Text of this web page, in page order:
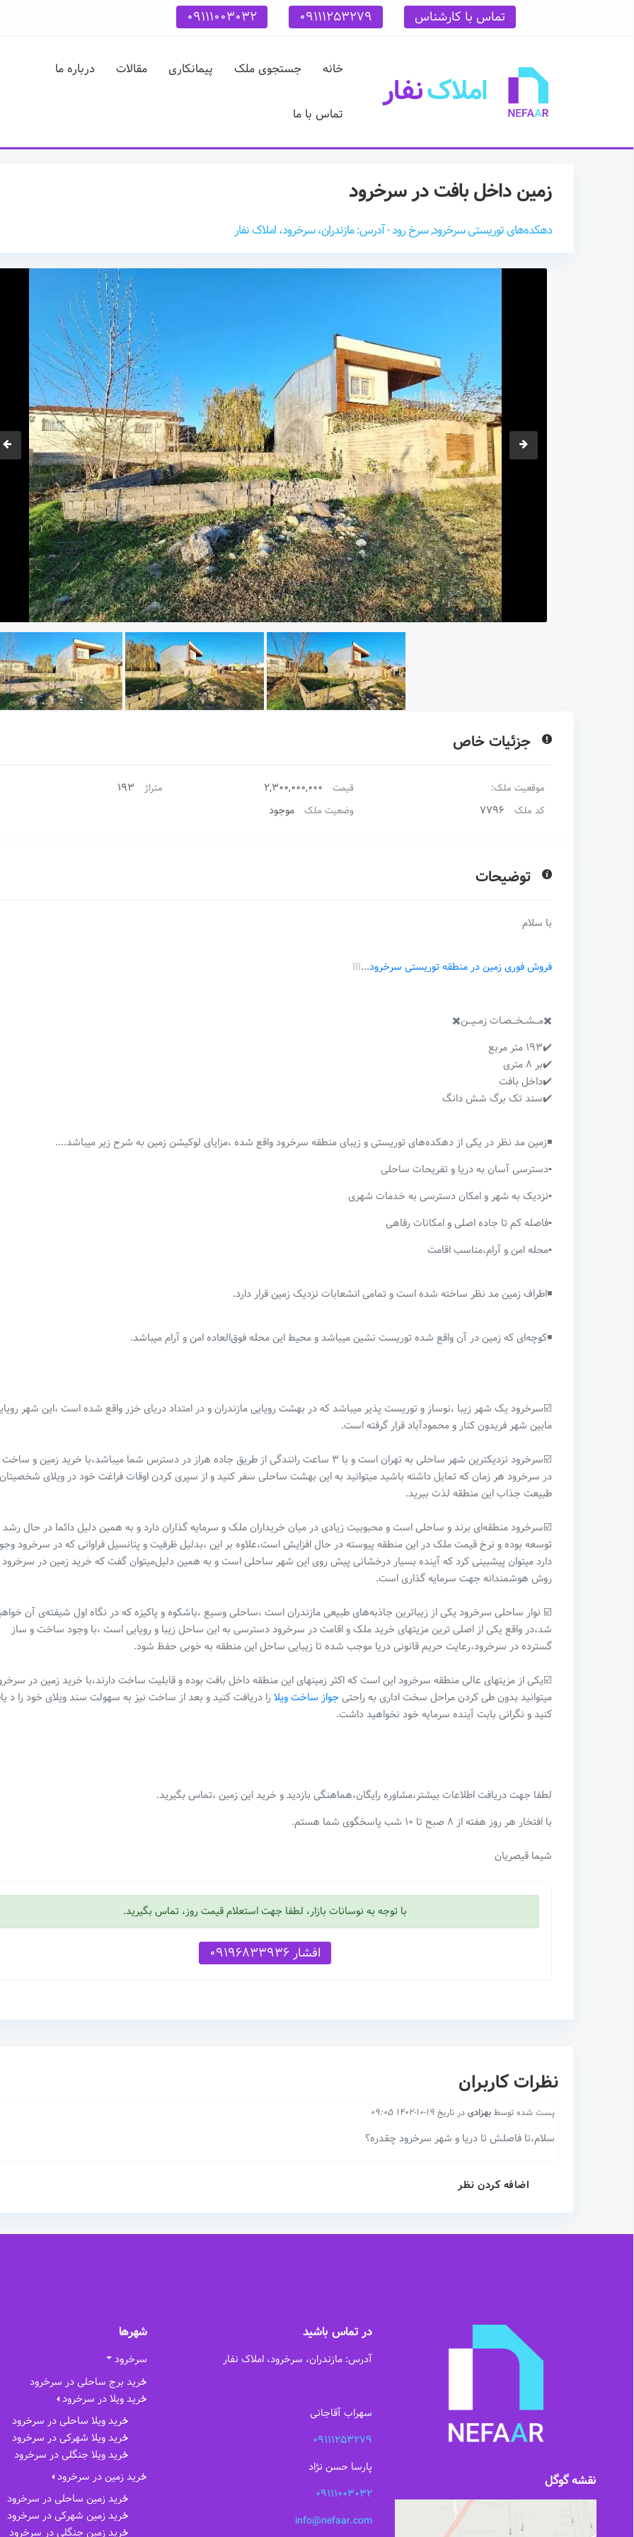
تماس با کارشناس 09111253279
09111003032
خانه جستجوی ملک پیمانکاری مقالات درباره ما
تماس با ما
زمین داخل بافت در سرخرود
دهکده‌های توریستی سرخرود, سرخ رود - آدرس: مازندران، سرخرود، املاک نفار
جزئیات خاص
موقعیت ملک: قیمت 2,300,000,000 متراژ 193
کد ملک 7796 وضعیت ملک موجود
توضیحات
با سلام
فروش فوری زمین در منطقه توریستی سرخرود...❕❕❕
✖️مـــشــخـــصـات زمــیـــن✖️
✔️۱۹۳ متر مربع
✔️بر ۸ متری
✔️داخل بافت
✔️سند تک برگ شش دانگ
◾️زمین مد نظر در یکی از دهکده‌های توریستی و زیبای منطقه سرخرود واقع شده ،مزایای لوکیشن زمین به شرح زیر میباشد....
▪️دسترسی آسان به دریا و تفریحات ساحلی
▪️نزدیک به شهر و امکان دسترسی به خدمات شهری
▪️فاصله کم تا جاده اصلی و امکانات رفاهی
▪️محله امن و آرام،مناسب اقامت
◾️اطراف زمین مد نظر ساخته شده است و تمامی انشعابات نزدیک زمین قرار دارد.
◾️کوچه‌ای که زمین در آن واقع شده توریست نشین میباشد و محیط این محله فوق‌العاده امن و آرام میباشد.
☑️سرخرود یک شهر زیبا ،نوساز و توریست پذیر میباشد که در بهشت رویایی مازندران و در امتداد دریای خزر واقع شده است ،این شهر
مابین شهر فریدون کنار و محمودآباد قرار گرفته است.
☑️سرخرود نزدیکترین شهر ساحلی به تهران است و با ۳ ساعت رانندگی از طریق جاده هراز در دسترس شما میباشد،با خرید زمین و
در سرخرود هر زمان که تمایل داشته باشید میتوانید به این بهشت ساحلی سفر کنید و از سپری کردن اوقات فراغت خود در ویلای
طبیعت جذاب این منطقه لذت ببرید.
☑️سرخرود منطقه‌ای برند و ساحلی است و محبوبیت زیادی در میان خریداران ملک و سرمایه گذاران دارد و به همین دلیل دائما در حال رشد
توسعه بوده و نرخ قیمت ملک در این منطقه پیوسته در حال افزایش است،علاوه بر این ،بدلیل ظرفیت و‌ پتانسیل فراوانی که در سرخرود
دارد میتوان پیشبینی کرد که آینده بسیار درخشانی پیش روی این شهر ساحلی است و به همین دلیل‌میتوان گفت که خرید زمین در
روش هوشمندانه جهت سرمایه گذاری است.
☑️ نوار ساحلی سرخرود یکی از زیباترین جاذبه‌های طبیعی مازندران است ،ساحلی وسیع ،باشکوه و پاکیزه که در نگاه اول شیفته‌ی آن
شد،در واقع یکی از اصلی ترین مزیتهای خرید ملک و اقامت در سرخرود دسترسی به این ساحل زیبا و رویایی است ،با وجود ساخت و ساز
گسترده در سرخرود،رعایت حریم قانونی دریا موجب شده تا زیبایی ساحل این منطقه به خوبی حفظ شود.
☑️یکی از مزیتهای عالی منطقه سرخرود این است که اکثر زمینهای این منطقه داخل بافت بوده و قابلیت ساخت دارند،با خرید زمین در
میتوانید بدون طی کردن مراحل سخت اداری به راحتی جواز ساخت ویلا را دریافت کنید و بعد از ساخت نیز به سهولت سند ویلای خود را د
کنید و نگرانی بابت آینده سرمایه خود نخواهید داشت.
لطفا جهت دریافت اطلاعات بیشتر،مشاوره رایگان،هماهنگی بازدید و خرید این زمین ،تماس بگیرید.
با افتخار هر روز هفته از ۸ صبح تا ۱۰ شب پاسخگوی شما هستم.
شیما قیصریان
با توجه به نوسانات بازار، لطفا جهت استعلام قیمت روز، تماس بگیرید.
افشار 09196833936
نظرات کاربران
پست شده توسطبهزادیدر تاریخ19-10-1402 09:05
سلام،تا فاصلش تا دریا و شهر سرخرود چقدره؟
اضافه کردن نظر
نقشه گوگل
در تماس باشید
آدرس: مازندران، سرخرود، املاک نفار
سهراب آقاجانی
09111253279
پارسا حسن نژاد
09111003032
info@nefaar.com
شهرها
سرخرود
خرید برج ساحلی در سرخرود
خرید ویلا در سرخرود
خرید ویلا ساحلی در سرخرود
خرید ویلا شهرکی در سرخرود
خرید ویلا جنگلی در سرخرود
خرید زمین در سرخرود
خرید زمین ساحلی در سرخرود
خرید زمین شهرکی در سرخرود
خرید زمین جنگلی در سرخرود